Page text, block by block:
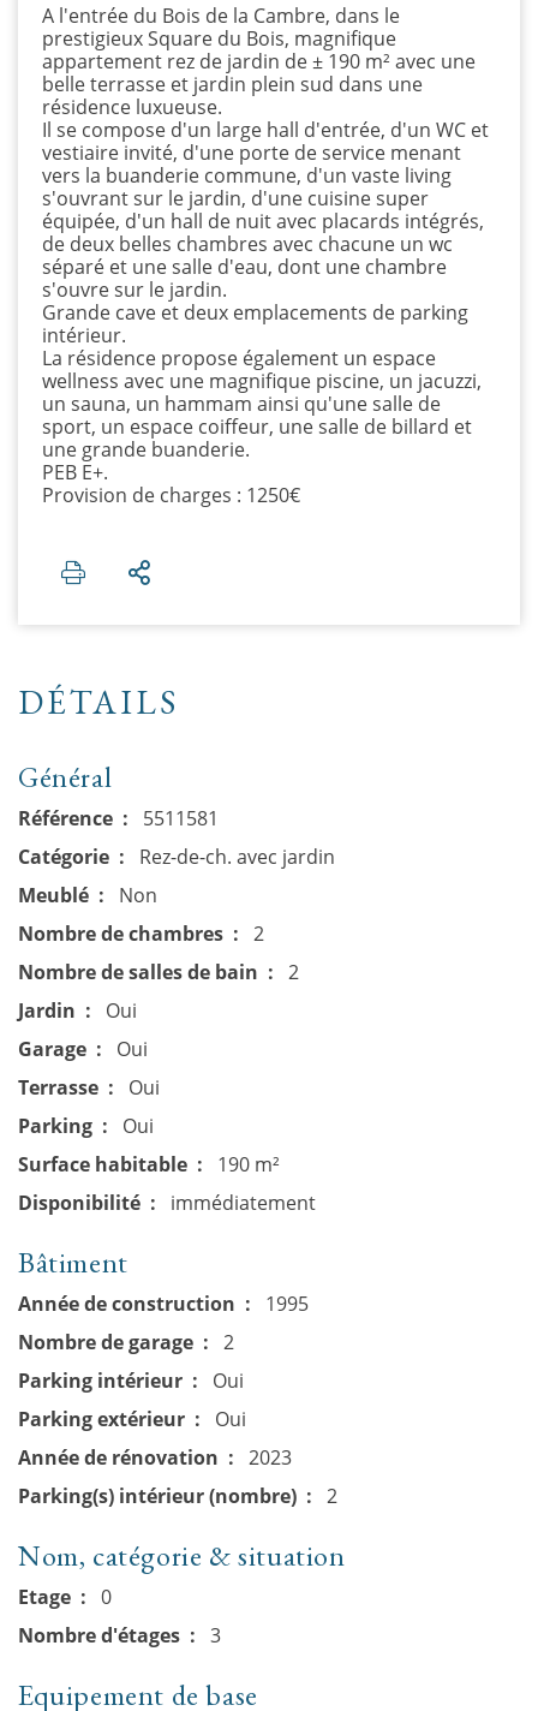
A l'entrée du Bois de la Cambre, dans le
prestigieux Square du Bois, magnifique
appartement rez de jardin de ± 190 m² avec une
belle terrasse et jardin plein sud dans une
résidence luxueuse.
Il se compose d'un large hall d'entrée, d'un WC et
vestiaire invité, d'une porte de service menant
vers la buanderie commune, d'un vaste living
s'ouvrant sur le jardin, d'une cuisine super
équipée, d'un hall de nuit avec placards intégrés,
de deux belles chambres avec chacune un wc
séparé et une salle d'eau, dont une chambre
s'ouvre sur le jardin.
Grande cave et deux emplacements de parking
intérieur.
La résidence propose également un espace
wellness avec une magnifique piscine, un jacuzzi,
un sauna, un hammam ainsi qu'une salle de
sport, un espace coiffeur, une salle de billard et
une grande buanderie.
PEB E+.
Provision de charges : 1250€
DÉTAILS
Général
Référence
5511581
Catégorie
Rez-de-ch. avec jardin
Meublé
Non
Nombre de chambres
2
Nombre de salles de bain
2
Jardin
Oui
Garage
Oui
Terrasse
Oui
Parking
Oui
Surface habitable
190 m²
Disponibilité
immédiatement
Bâtiment
Année de construction
1995
Nombre de garage
2
Parking intérieur
Oui
Parking extérieur
Oui
Année de rénovation
2023
Parking(s) intérieur (nombre)
2
Nom, catégorie & situation
Etage
0
Nombre d'étages
3
Equipement de base